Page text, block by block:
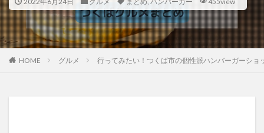
HOME グルメ 行ってみたい！つくば市の個性派ハンバーガーショ